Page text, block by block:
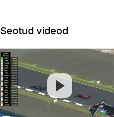
Seotud videod